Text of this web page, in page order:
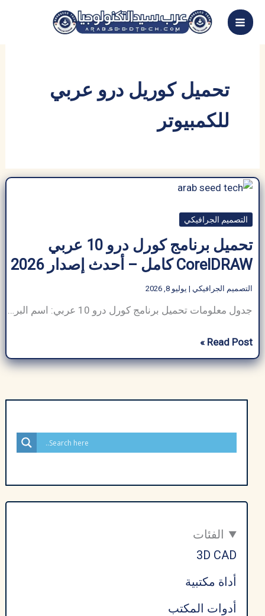
تخطي
إلى
تحميل كوريل درو عربي
للكمبيوتر
التصميم الجرافيكي
تحميل برنامج كورل درو 10 عربي
CorelDRAW كامل – أحدث إصدار 2026
التصميم الجرافيكي | يوليو 8, 2026
جدول معلومات تحميل برنامج كورل درو 10 عربي: اسم البرنامج تحميل برنامج كورل درو 10 عربي حجم البرنامج حوالي 1.5–2.5 جيجابايت (يختلف حسب الإصدار وخيارات التثبيت) مطور برمجيات Corel Corporation فئة البرنامج التصميم الجرافيكي نوع الملف CDR (CorelDRAW)، AI، PDF، SVG، PNG، JPG، إلخ. متوافق مع Windows وmacOS (تطبيق CorelDRAW متاح لأجهزة iPad لغة متعدد […]
تحميل
برنامج
إصدار
Read Post »
الفئات
3D CAD
أداة مكتبية
أدوات المكتب